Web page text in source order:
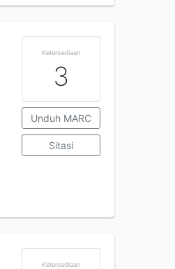
Ketersediaan
3
Unduh MARC
Sitasi
Ketersediaan